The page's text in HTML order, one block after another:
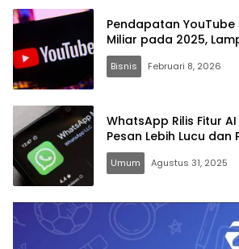
Pendapatan YouTube
Miliar pada 2025,
Bisnis Februari 8, 2026
WhatsApp Rilis Fitur
Pesan Lebih Lucu dan
Umum Agustus 31, 2025